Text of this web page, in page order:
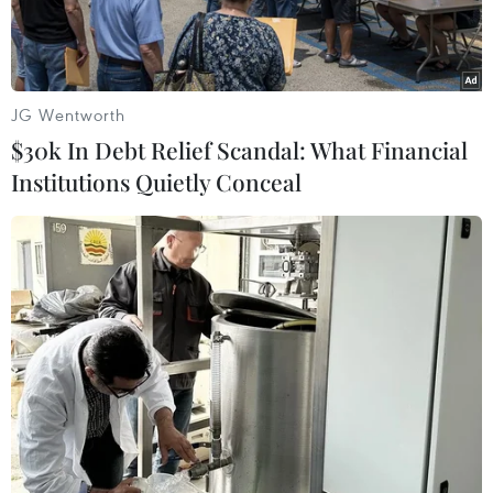
Người dân Liberia cầu nguyện cho các nạn nhân tử vong vì
virus Ebola ở Monrovia ngày 5/1. (Nguồn: AFP/TTXVN)
Reuters đưa tin, tối 10/2, Nhà Trắng ra thông
báo cho biết Tổng thống Mỹ Barack Obama dự
định ngày 11/2 sẽ tuyên bố kế hoạch rút gần
1.300 quân triển khai tại Tây Phi thực thi nhiệm
JG Wentworth
$30k In Debt Relief Scandal: What Financial
Institutions Quietly Conceal